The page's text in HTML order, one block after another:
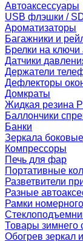
Автоаксессуары
USB флэшки /
Ароматизаторы
Багажники и
Брелки на
Датчики
Держатели
Дефлекторы
Домкраты
Жидкая резина
Баллончики
Банки
Зеркала боковые
Компрессоры
Печь для фар
Портативные
Разветвители
Разные
Рамки
Товары зимнего
Обогрев зеркал